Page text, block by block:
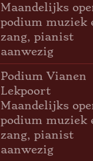
Maandelijks
podium muziek
zang, pianist
aanwezig
Podium Vianen
Lekpoort
Maandelijks
podium muziek
zang, pianist
aanwezig